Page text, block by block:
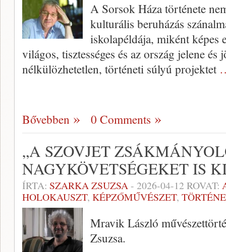
A Sorsok Háza története
kulturális beruházás
iskolapéldája, miként képes
világos, tisztességes és az ország jelene
nélkülözhetetlen, történeti súlyú projektet
Bővebben 0 Comments
„A SZOVJET
NAGYKÖVETSÉGEKET IS
ÍRTA: SZARKA ZSUZSA- 2026-04-12 ROVAT:
HOLOKAUSZT, KÉPZŐMŰVÉSZET,
Mravik László
Zsuzsa.